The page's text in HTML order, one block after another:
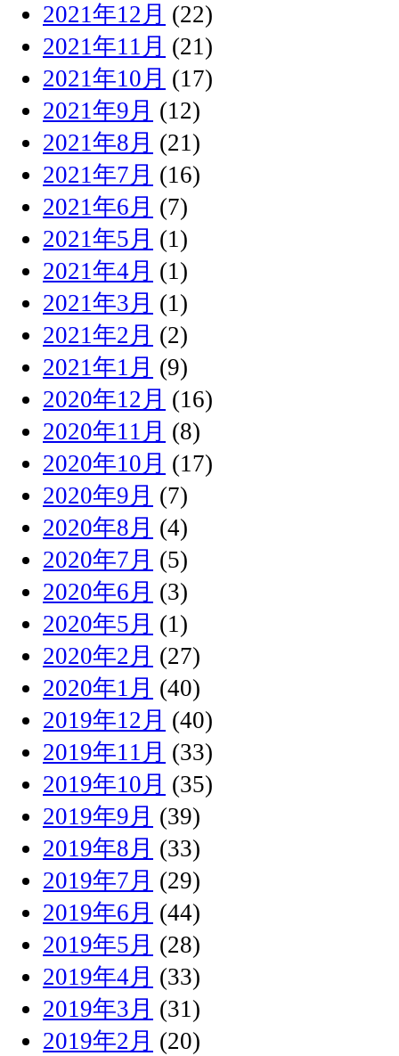
2021年12月 (22)
2021年11月 (21)
2021年10月 (17)
2021年9月 (12)
2021年8月 (21)
2021年7月 (16)
2021年6月 (7)
2021年5月 (1)
2021年4月 (1)
2021年3月 (1)
2021年2月 (2)
2021年1月 (9)
2020年12月 (16)
2020年11月 (8)
2020年10月 (17)
2020年9月 (7)
2020年8月 (4)
2020年7月 (5)
2020年6月 (3)
2020年5月 (1)
2020年2月 (27)
2020年1月 (40)
2019年12月 (40)
2019年11月 (33)
2019年10月 (35)
2019年9月 (39)
2019年8月 (33)
2019年7月 (29)
2019年6月 (44)
2019年5月 (28)
2019年4月 (33)
2019年3月 (31)
2019年2月 (20)